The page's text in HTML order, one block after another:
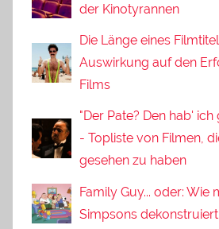
der Kinotyrannen
Die Länge eines
Auswirkung auf den
Films
"Der Pate? Den hab' ich
- Topliste von Filmen,
gesehen zu haben
Family Guy... oder: Wie
Simpsons dekonstruiert